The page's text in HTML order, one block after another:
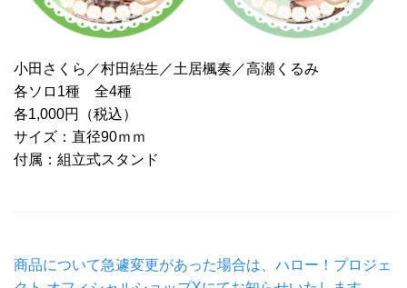
小田さくら／村田結生／土居楓奏／高瀬くるみ
各ソロ1種 全4種
各1,000円（税込）
サイズ：直径90ｍｍ
付属：組立式スタンド
商品について急遽変更があった場合は、ハロー！プロジェ